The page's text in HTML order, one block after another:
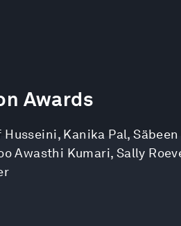
Awards
Husseini, Kanika Pal,
Awasthi Kumari, Sally